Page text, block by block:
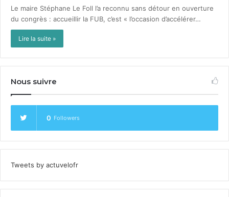
Le maire Stéphane Le Foll l’a recon­nu sans détour en ouver­ture
du con­grès : accueil­lir la FUB, c’est « l’occasion d’accélérer…
Lire la suite »
Nous suivre
0 Followers
Tweets by actuvelofr